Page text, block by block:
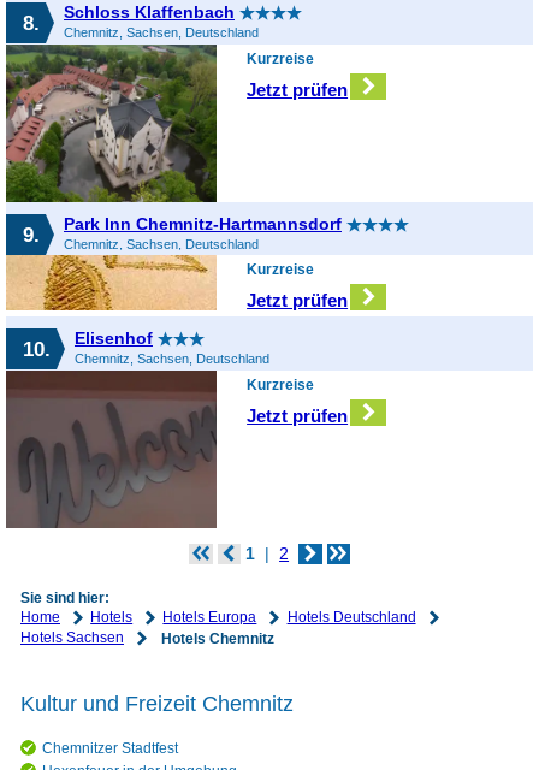
8. Schloss Klaffenbach
Chemnitz, Sachsen, Deutschland
Kurzreise
Jetzt prüfen
9. Park Inn Chemnitz-Hartmannsdorf
Chemnitz, Sachsen, Deutschland
Kurzreise
Jetzt prüfen
10. Elisenhof
Chemnitz, Sachsen, Deutschland
Kurzreise
Jetzt prüfen
1 2
Sie sind hier:
Home
Hotels Hotels Europa
Hotels Deutschland
Hotels Sachsen
Hotels Chemnitz
Kultur und Freizeit Chemnitz
Chemnitzer Stadtfest